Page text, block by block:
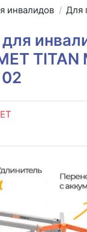
инвалидов Для
TITAN